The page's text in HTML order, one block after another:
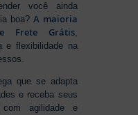
você ainda
boa?A maioria
Frete Grátis,
e flexibilidade na
que se adapta
e receba seus
com agilidade e